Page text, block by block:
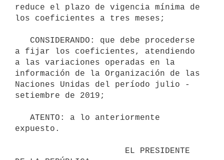
reduce el plazo de vigencia mínima de
los coeficientes a tres meses;
a fijar los coeficientes, atendiendo
a las variaciones operadas en la
información de la Organización de las
Naciones Unidas del período julio -
setiembre de 2019;
expuesto.